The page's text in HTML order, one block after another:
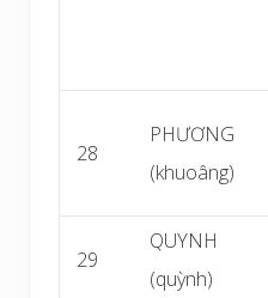
28
PHƯƠNG
(khuoâng)
29
QUYNH
(quỳnh)